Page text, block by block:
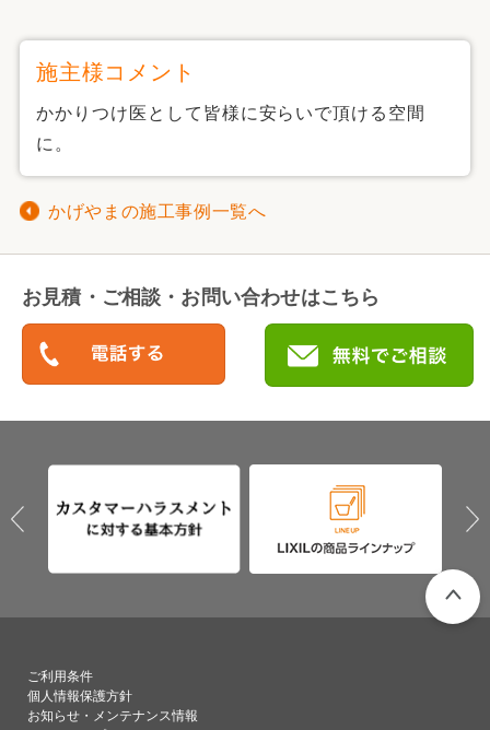
施主様コメント
かかりつけ医として皆様に安らいで頂ける空間
に。
かげやまの施工事例一覧へ
お見積・ご相談・お問い合わせはこちら
ご利用条件
個人情報保護方針
お知らせ・メンテナンス情報